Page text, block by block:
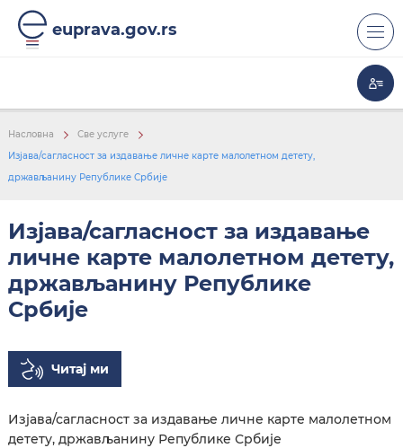
euprava.gov.rs
Насловна
Све услуге
Изјава/сагласност за издавање личне карте малолетном детету,
држављанину Републике Србије
Изјава/сагласност за издавање
личне карте малолетном детету,
држављанину Републике
Србије
Читај ми
Изјава/сагласност за издавање личне карте малолетном
детету, држављанину Републике Србије